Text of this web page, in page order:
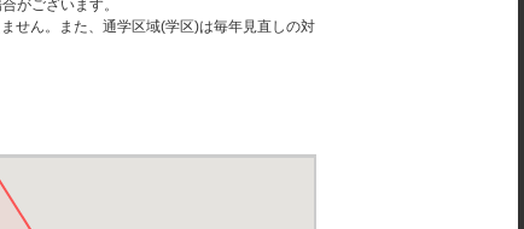
がございます。
せん。また、通学区域(学区)は毎年見直しの対